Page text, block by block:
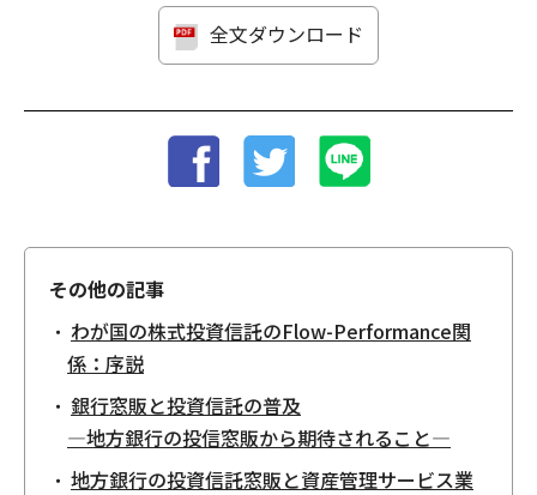
全文ダウンロード
その他の記事
わが国の株式投資信託のFlow-Performance関
係：序説
銀行窓販と投資信託の普及
―地方銀行の投信窓販から期待されること―
地方銀行の投資信託窓販と資産管理サービス業